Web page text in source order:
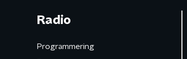
Radio
Programmering